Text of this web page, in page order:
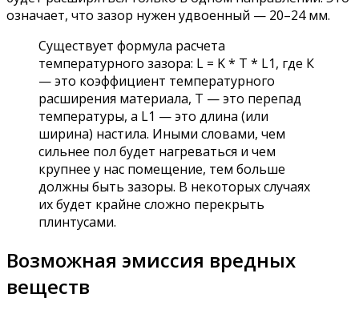
означает, что зазор нужен удвоенный — 20–24 мм.
Существует формула расчета
температурного зазора: L = K * T * L1, где К
— это коэффициент температурного
расширения материала, Т — это перепад
температуры, а L1 — это длина (или
ширина) настила. Иными словами, чем
сильнее пол будет нагреваться и чем
крупнее у нас помещение, тем больше
должны быть зазоры. В некоторых случаях
их будет крайне сложно перекрыть
плинтусами.
Возможная эмиссия вредных
веществ